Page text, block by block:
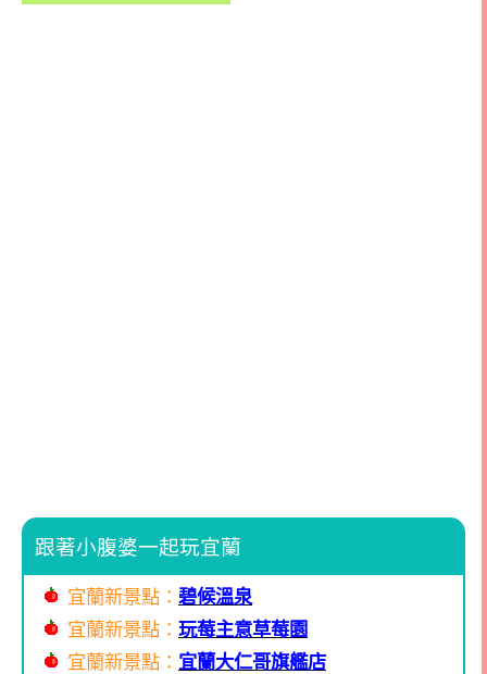
跟著小腹婆一起玩宜蘭
宜蘭新景點： 碧候溫泉
宜蘭新景點： 玩莓主意草莓園
宜蘭新景點： 宜蘭大仁哥旗艦店